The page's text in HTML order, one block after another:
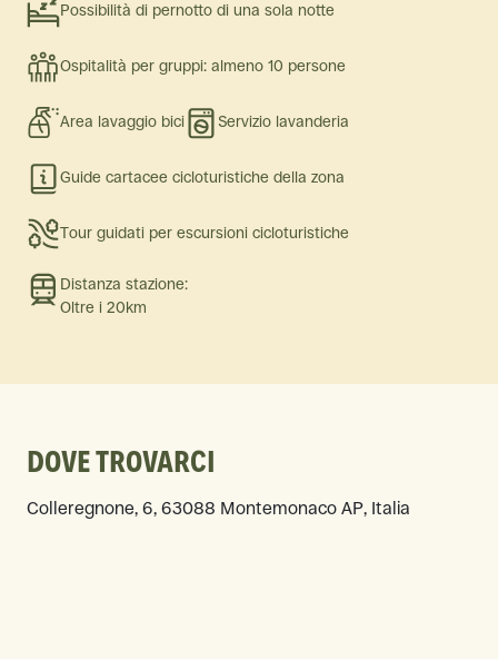
Possibilità di pernotto di una sola notte
Ospitalità per gruppi: almeno 10 persone
Area lavaggio bici Servizio lavanderia
Guide cartacee cicloturistiche della zona
Tour guidati per escursioni cicloturistiche
Distanza stazione:
Oltre i 20km
DOVE TROVARCI
Colleregnone, 6, 63088 Montemonaco AP, Italia